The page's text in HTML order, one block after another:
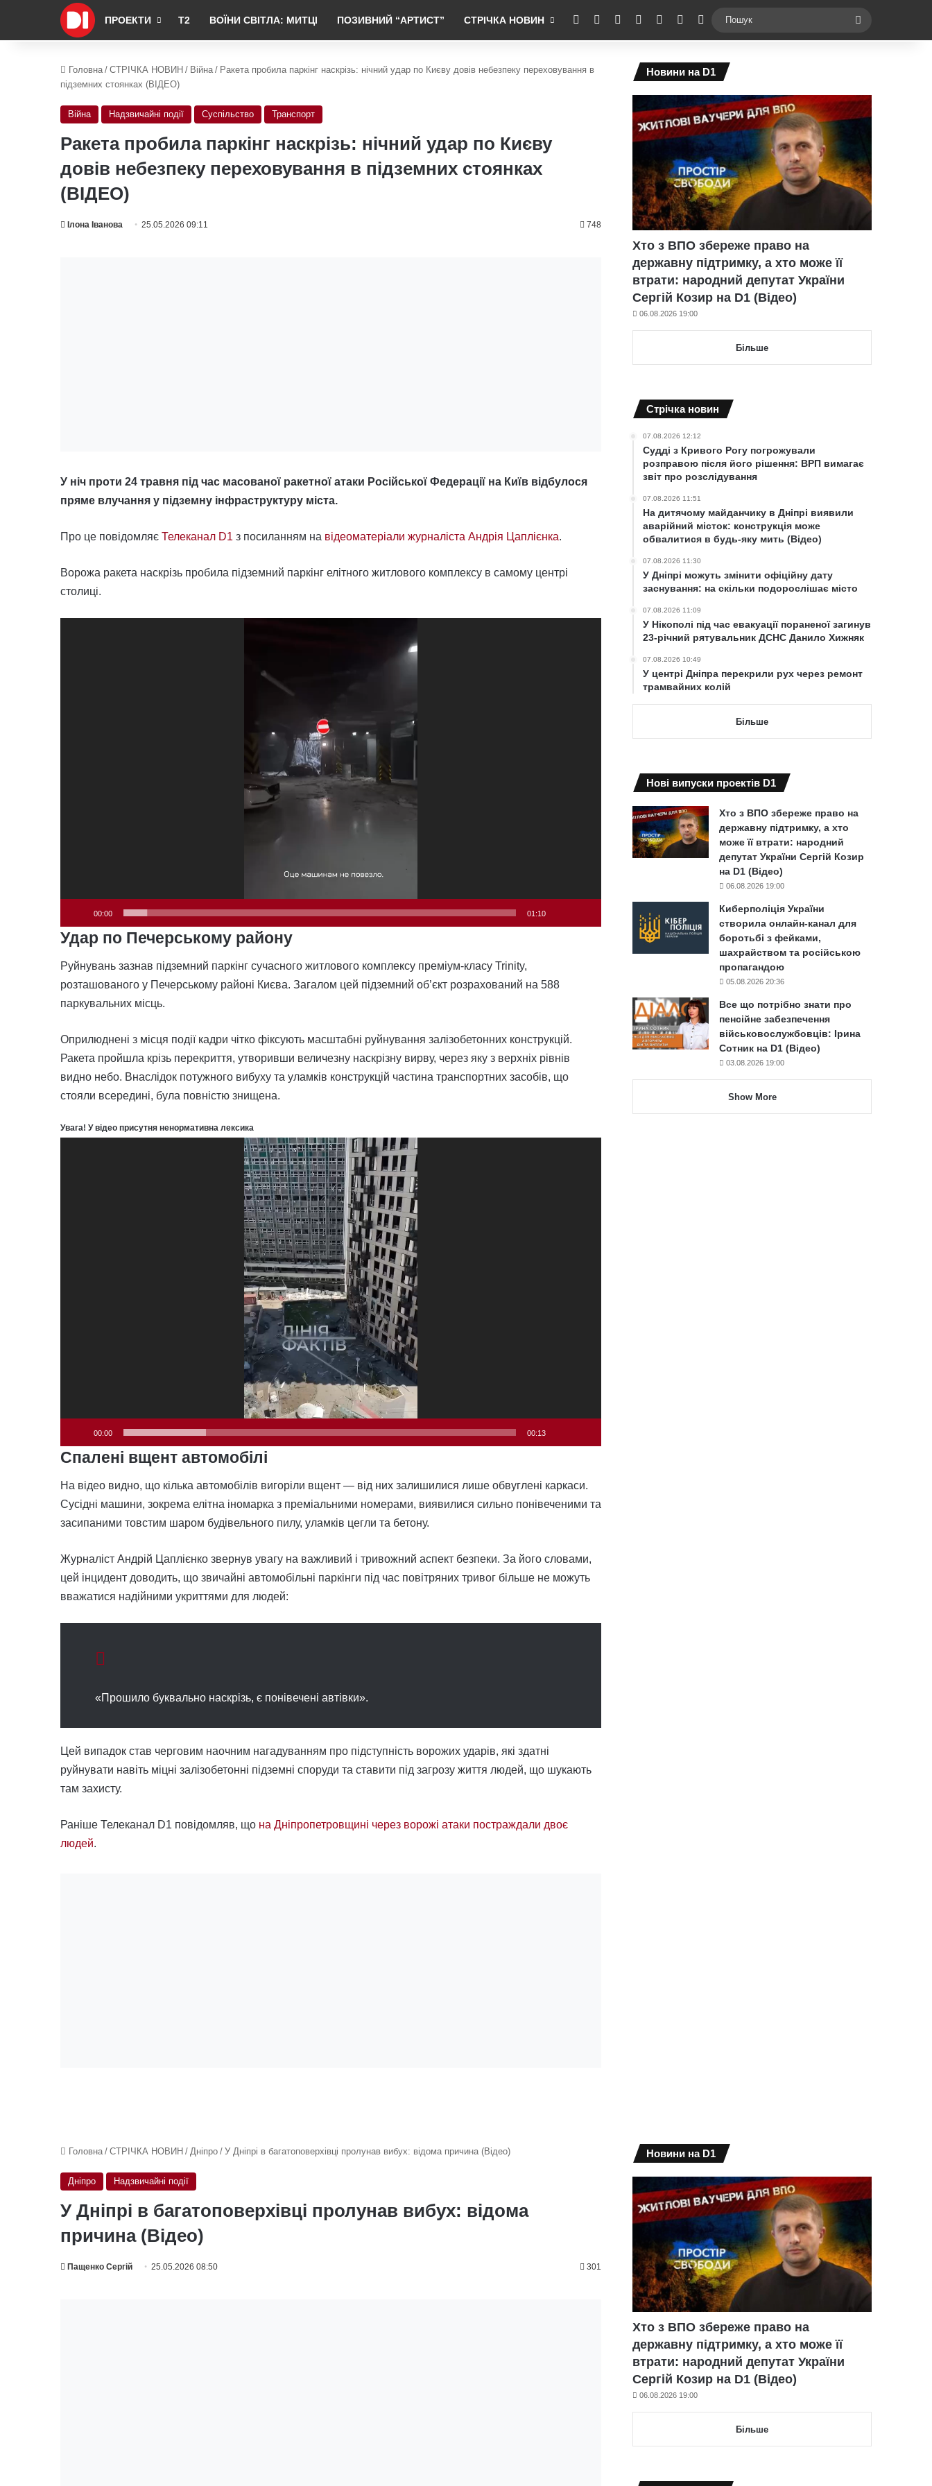
ПРОЕКТИ Т2 ВОЇНИ СВІТЛА: МИТЦІ ПОЗИВНИЙ “АРТИСТ” СТРІЧКА НОВИН RSS Facebook YouTubeInstagramTelegramSwitch skin
Головна / СТРІЧКА НОВИН / Війна / Ракета пробила паркінг наскрізь: нічний удар по Києву довів небезпеку переховування в
підземних стоянках (ВІДЕО)
Війна Надзвичайні події Суспільство Транспорт
Ракета пробила паркінг наскрізь: нічний удар по Києву
довів небезпеку переховування в підземних стоянках
(ВІДЕО)
Ілона Іванова 25.05.2026 09:11 748
У ніч проти 24 травня під час масованої ракетної атаки Російської Федерації на Київ відбулося
пряме влучання у підземну інфраструктуру міста.
Про це повідомляє Телеканал D1 з посиланням на відеоматеріали журналіста Андрія Цаплієнка.
Ворожа ракета наскрізь пробила підземний паркінг елітного житлового комплексу в самому центрі
столиці.
00:00 01:10
Удар по Печерському району
Руйнувань зазнав підземний паркінг сучасного житлового комплексу преміум-класу Trinity,
розташованого у Печерському районі Києва. Загалом цей підземний об’єкт розрахований на 588
паркувальних місць.
Оприлюднені з місця події кадри чітко фіксують масштабні руйнування залізобетонних конструкцій.
Ракета пройшла крізь перекриття, утворивши величезну наскрізну вирву, через яку з верхніх рівнів
видно небо. Внаслідок потужного вибуху та уламків конструкцій частина транспортних засобів, що
стояли всередині, була повністю знищена.
Увага! У відео присутня ненормативна лексика
00:00 00:13
Спалені вщент автомобілі
На відео видно, що кілька автомобілів вигоріли вщент — від них залишилися лише обвуглені каркаси.
Сусідні машини, зокрема елітна іномарка з преміальними номерами, виявилися сильно понівеченими та
засипаними товстим шаром будівельного пилу, уламків цегли та бетону.
Журналіст Андрій Цаплієнко звернув увагу на важливий і тривожний аспект безпеки. За його словами,
цей інцидент доводить, що звичайні автомобільні паркінги під час повітряних тривог більше не можуть
вважатися надійними укриттями для людей:
«Прошило буквально наскрізь, є понівечені автівки».
Цей випадок став черговим наочним нагадуванням про підступність ворожих ударів, які здатні
руйнувати навіть міцні залізобетонні підземні споруди та ставити під загрозу життя людей, що шукають
там захисту.
Раніше Телеканал D1 повідомляв, що на Дніпропетровщині через ворожі атаки постраждали двоє
людей.
Новини на D1
Хто з ВПО збереже право на
державну підтримку, а хто може її
втрати: народний депутат України
Сергій Козир на D1 (Відео)
06.08.2026 19:00
Більше
Cтрічка новин
07.08.2026 12:12
Судді з Кривого Рогу погрожували
розправою після його рішення: ВРП вимагає
звіт про розслідування
07.08.2026 11:51
На дитячому майданчику в Дніпрі виявили
аварійний місток: конструкція може
обвалитися в будь-яку мить (Відео)
07.08.2026 11:30
У Дніпрі можуть змінити офіційну дату
заснування: на скільки подорослішає місто
07.08.2026 11:09
У Нікополі під час евакуації пораненої загинув
23-річний рятувальник ДСНС Данило Хижняк
07.08.2026 10:49
У центрі Дніпра перекрили рух через ремонт
трамвайних колій
Більше
Нові випуски проектів D1
Хто з ВПО збереже право на
державну підтримку, а хто
може її втрати: народний
депутат України Сергій Козир
на D1 (Відео)
06.08.2026 19:00
Киберполіція України
створила онлайн-канал для
боротьбі з фейками,
шахрайством та російською
пропагандою
05.08.2026 20:36
Все що потрібно знати про
пенсійне забезпечення
військовослужбовців: Ірина
Сотник на D1 (Відео)
03.08.2026 19:00
Show More